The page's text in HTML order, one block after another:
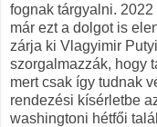
fognak tárgyalni.
már ezt a dolgot is
zárja ki Vlagyimir
szorgalmazzák, hogy
mert csak így tudnak
rendezési kísérletbe
washingtoni hétfői